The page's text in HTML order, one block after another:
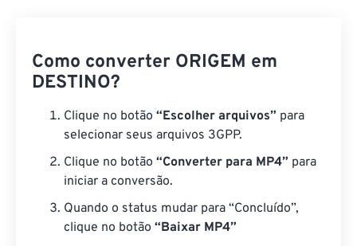
Como converter ORIGEM em
DESTINO?
Clique no botão “Escolher arquivos” para
selecionar seus arquivos 3GPP.
Clique no botão “Converter para MP4” para
iniciar a conversão.
Quando o status mudar para “Concluído”,
clique no botão “Baixar MP4”